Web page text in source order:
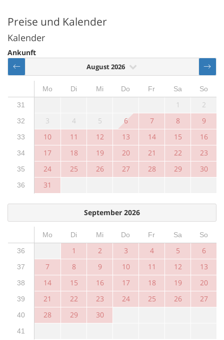
Preise und Kalender
Kalender
Ankunft
August 2026
Mo Di Mi Do Fr Sa
So
31
1 2
32 3 4 5 6 7 8 9
33 10 11 12 13 14 15 16
34 17 18 19 20 21 22 23
35 24 25 26 27 28 29 30
36 31
September 2026
Mo Di Mi Do Fr Sa
So
36
1 2 3 4 5 6
37 7 8 9 10 11 12 13
38 14 15 16 17 18 19 20
39 21 22 23 24 25 26 27
40 28 29 30
41